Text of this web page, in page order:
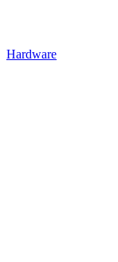
Hardware